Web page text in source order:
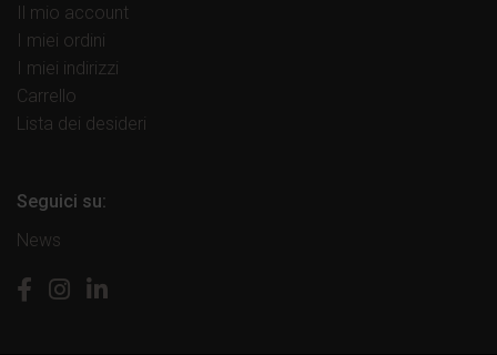
Il mio account
I miei ordini
I miei indirizzi
Carrello
Lista dei desideri
Seguici su:
News